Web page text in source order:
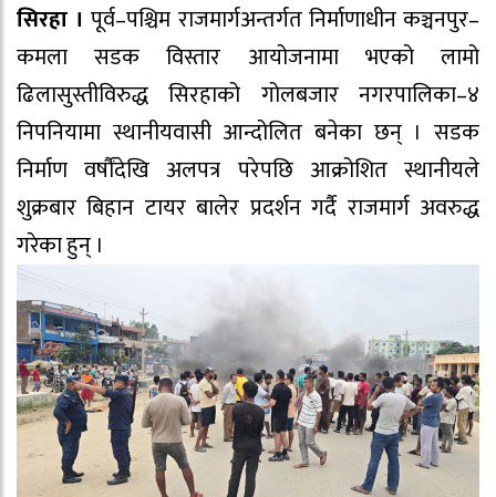
सिरहा । पूर्व–पश्चिम राजमार्गअन्तर्गत निर्माणाधीन कञ्चनपुर–
कमला सडक विस्तार आयोजनामा भएको लामो
ढिलासुस्तीविरुद्ध सिरहाको गोलबजार नगरपालिका–४
निपनियामा स्थानीयवासी आन्दोलित बनेका छन् । सडक
निर्माण वर्षौंदेखि अलपत्र परेपछि आक्रोशित स्थानीयले
शुक्रबार बिहान टायर बालेर प्रदर्शन गर्दै राजमार्ग अवरुद्ध
गरेका हुन् ।